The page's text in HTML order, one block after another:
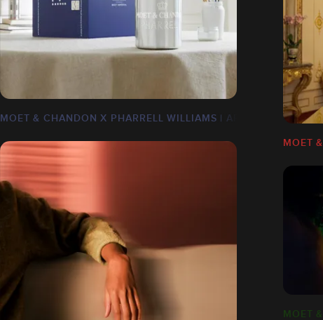
MOET & CHANDON X PHARRELL WILLIAMS | ARTISANAT
MOET
MOET